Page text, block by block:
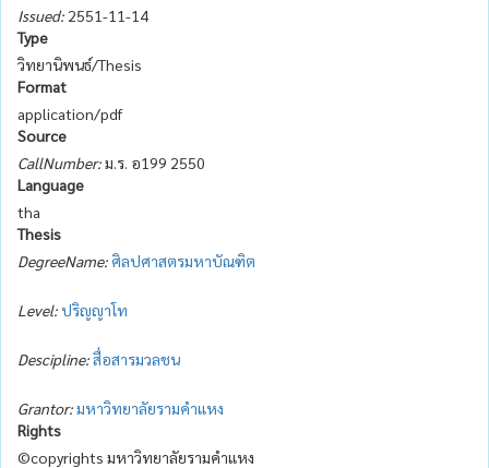
Issued: 2551-11-14
Type
วิทยานิพนธ์/Thesis
Format
application/pdf
Source
CallNumber:ม.ร. อ199 2550
Language
tha
Thesis
DegreeName: ศิลปศาสตรมหาบัณฑิต
Level:ปริญญาโท
Descipline:สื่อสารมวลชน
Grantor:มหาวิทยาลัยรามคำแหง
Rights
©copyrights มหาวิทยาลัยรามคำแหง